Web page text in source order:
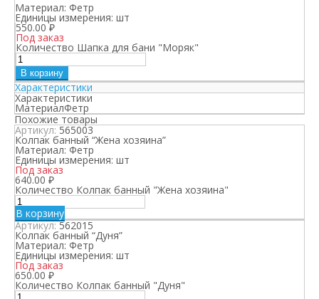
Материал: Фетр
Единицы измерения: шт
550.00₽
Под заказ
Количество Шапка для бани "Моряк"
В корзину
Характеристики
Характеристики
МатериалФетр
Похожие товары
Артикул:565003
Колпак банный “Жена хозяина”
Материал: Фетр
Единицы измерения: шт
Под заказ
640.00 ₽
Количество Колпак банный "Жена хозяина"
В корзину
Артикул:562015
Колпак банный “Дуня”
Материал: Фетр
Единицы измерения: шт
Под заказ
650.00 ₽
Количество Колпак банный "Дуня"